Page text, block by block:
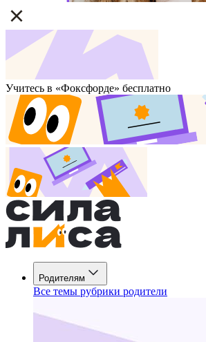
Учитесь в «Фоксфорде» бесплатно
Родителям
Все темы рубрики родители